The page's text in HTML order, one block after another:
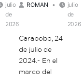
julio
de
2026
ROMAN
julio
de
2026
Carabobo, 24
de julio de
2024.- En el
marco del